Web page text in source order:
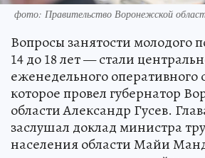
фото: Правительство Воронежской
Вопросы занятости молодого
14 до 18 лет — стали
еженедельного
которое провел губернатор
области Александр Гусев.
заслушал доклад министра
населения области Майи